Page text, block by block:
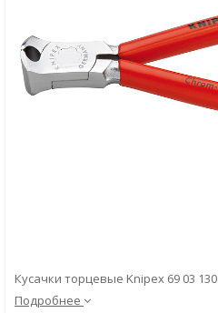
Кусачки торцевые Knipex 69 03 130
Подробнее